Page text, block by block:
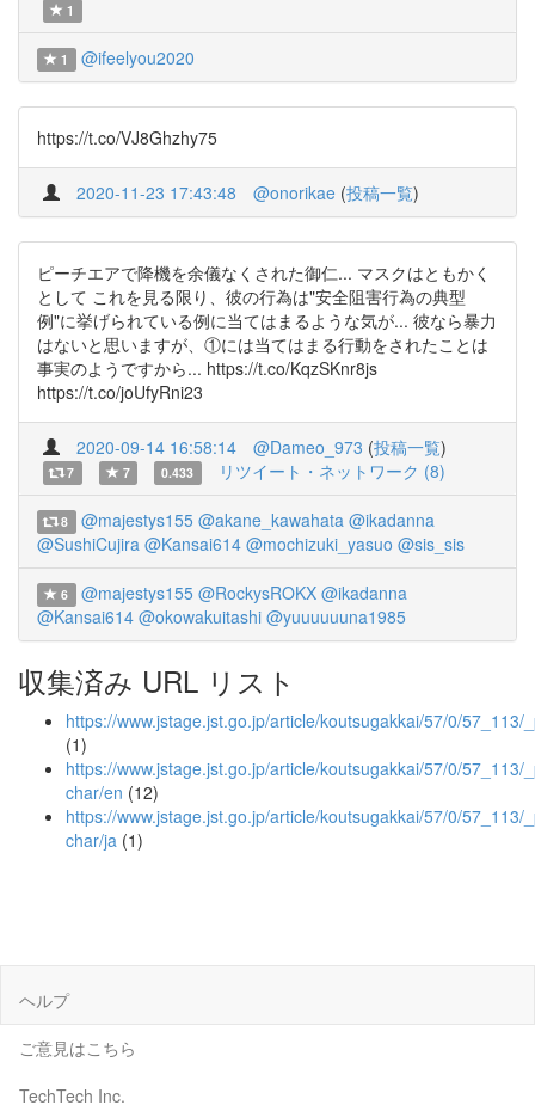
1
1 @ifeelyou2020
https://t.co/VJ8Ghzhy75
2020-11-23 17:43:48 @onorikae (投稿一覧)
ピーチエアで降機を余儀なくされた御仁... マスクはともかく
として これを見る限り、彼の行為は"安全阻害行為の典型
例"に挙げられている例に当てはまるような気が... 彼なら暴力
はないと思いますが、①には当てはまる行動をされたことは
事実のようですから... https://t.co/KqzSKnr8js
https://t.co/joUfyRni23
2020-09-14 16:58:14 @Dameo_973 (投稿一覧)
7 7 0.433 リツイート・ネットワーク (8)
8 @majestys155 @akane_kawahata @ikadanna
@SushiCujira @Kansai614 @mochizuki_yasuo @sis_sis
6 @majestys155 @RockysROKX @ikadanna
@Kansai614 @okowakuitashi @yuuuuuuna1985
収集済み URL リスト
https://www.jstage.jst.go.jp/article/koutsugakkai/57/0/57_113/
(1)
https://www.jstage.jst.go.jp/article/koutsugakkai/57/0/57_113/
char/en (12)
https://www.jstage.jst.go.jp/article/koutsugakkai/57/0/57_113/
char/ja (1)
ヘルプ
ご意見はこちら
TechTech Inc.